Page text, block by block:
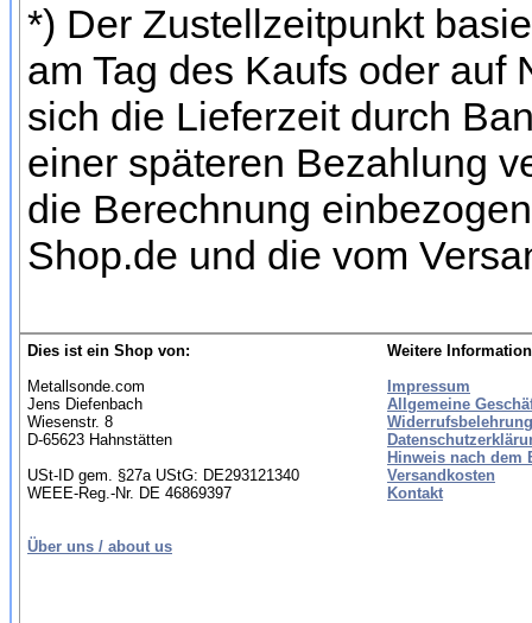
*) Der Zustellzeitpunkt
am Tag des Kaufs oder
sich die Lieferzeit durch
einer späteren Bezahlung
die Berechnung
Shop.de und die vom
Dies ist ein Shop von:
Metallsonde.com
Jens Diefenbach
Wiesenstr. 8
D-65623 Hahnstätten
USt-ID gem. §27a UStG: DE293121340
WEEE-Reg.-Nr. DE 46869397
Über uns / about us
Weitere
Impressum
Allgemeine
Hinweis nach dem
Versandkosten
Kontakt